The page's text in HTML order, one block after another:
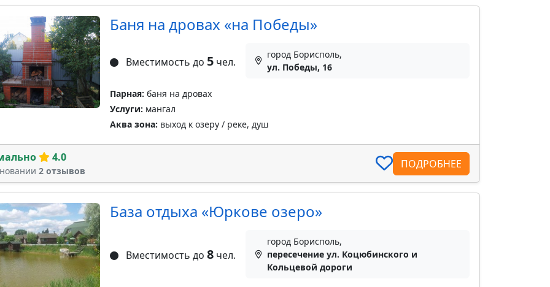
Баня на дровах «на Победы»
Вместимость до 5чел.
город Борисполь,
ул. Победы, 16
Парная: баня на дровах
Услуги: мангал
Аква зона: выход к озеру / реке, душ
4.0
2 отзывов
ПОДРОБНЕЕ
База отдыха «Юркове озеро»
Вместимость до 8чел.
город Борисполь,
пересечение ул. Коцюбинского и
Кольцевой дороги